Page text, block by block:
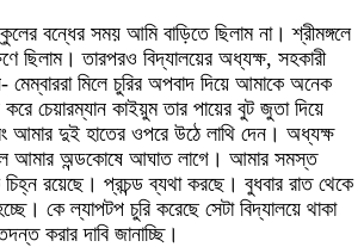
বন্ধের সময় আমি বাড়িতে ছিলাম না। শ্রীমঙ্গলে
ছিলাম। তারপরও বিদ্যালয়ের অধ্যক্ষ, সহকারী
মেম্বাররা মিলে চুরির অপবাদ দিয়ে আমাকে অনেক
চেয়ারম্যান কাইয়ুম তার পায়ের বুট জুতা দিয়ে
আমার দুই হাতের ওপরে উঠে লাথি দেন। অধ্যক্ষ
আমার অন্ডকোষে আঘাত লাগে। আমার সমস্ত
চিহ্ন রয়েছে। প্রচন্ড ব্যথা করছে। বুধবার রাত থেকে
কে ল্যাপটপ চুরি করেছে সেটা বিদ্যালয়ে থাকা
করার দাবি জানাচ্ছি।